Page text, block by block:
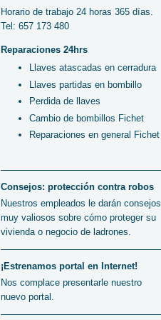
Horario de trabajo 24 horas 365 días.
Tel: 657 173 480
Reparaciones 24hrs
Llaves atascadas en cerradura
Llaves partidas en bombillo
Perdida de llaves
Cambio de bombillos Fichet
Reparaciones en general Fichet
Consejos: protección contra robos
Nuestros empleados le darán consejos
muy valiosos sobre cómo proteger su
vivienda o negocio de ladrones.
¡Estrenamos portal en Internet!
Nos complace presentarle nuestro
nuevo portal.